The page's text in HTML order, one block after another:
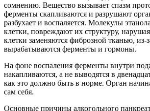
сомнению. Вещество вызывает спазм
ферменты скапливаются и разрушают
разбухает и воспаляется. Молекулы
клетки, повреждают их структуру,
клетки заменяются фиброзной тканью, из-
вырабатываются ферменты и гормоны.
На фоне воспаления ферменты внутри
накапливаются, а не выводятся в
как это должно быть в норме. Орган
сам себя.
Основные причины алкогольного